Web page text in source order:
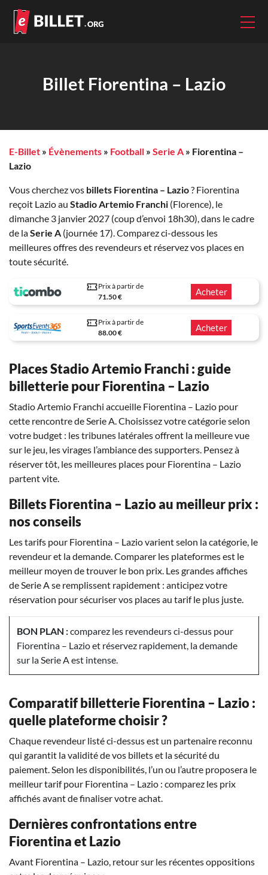
Billet Fiorentina – Lazio
E-Billet » Évènements » Football » Serie A » Fiorentina –
Lazio
Vous cherchez vos billets Fiorentina – Lazio? Fiorentina
reçoit Lazio au Stadio Artemio Franchi (Florence), le
dimanche 3 janvier 2027 (coup d’envoi 18h30), dans le cadre
de laSerie A (journée 17). Comparez ci-dessous les
meilleures offres des revendeurs et réservez vos places en
toute sécurité.
Prix à partir de
71.50 €
Acheter
Prix à partir de
88.00 €
Acheter
Places Stadio Artemio Franchi : guide
billetterie pour Fiorentina – Lazio
Stadio Artemio Franchi accueille Fiorentina – Lazio pour
cette rencontre de Serie A. Choisissez votre catégorie selon
votre budget : les tribunes latérales offrent la meilleure vue
sur le jeu, les virages l’ambiance des supporters. Pensez à
réserver tôt, les meilleures places pour Fiorentina – Lazio
partent vite.
Billets Fiorentina – Lazio au meilleur prix :
nos conseils
Les tarifs pour Fiorentina – Lazio varient selon la catégorie, le
revendeur et la demande. Comparer les plateformes est le
meilleur moyen de trouver le bon prix. Les grandes affiches
de Serie A se remplissent rapidement : anticipez votre
réservation pour sécuriser vos places au tarif le plus juste.
BON PLAN :comparez les revendeurs ci-dessus pour
Fiorentina – Lazio et réservez rapidement, la demande
sur la Serie A est intense.
Comparatif billetterie Fiorentina – Lazio :
quelle plateforme choisir ?
Chaque revendeur listé ci-dessus est un partenaire reconnu
qui garantit la validité de vos billets et la sécurité du
paiement. Selon les disponibilités, l’un ou l’autre proposera le
meilleur tarif pour Fiorentina – Lazio : comparez les prix
affichés avant de finaliser votre achat.
Dernières confrontations entre
Fiorentina et Lazio
Avant Fiorentina – Lazio, retour sur les récentes oppositions